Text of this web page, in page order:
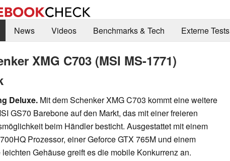
News Videos Benchmarks & Tech Externe Tests
XMG C703 (MSI MS-1771)
Deluxe. Mit dem Schenker XMG C703 kommt eine weitere
GS70 Barebone auf den Markt, das mit einer freieren
beim Händler besticht. Ausgestattet mit einem
Prozessor, einer Geforce GTX 765M und einem
Gehäuse greift es die mobile Konkurrenz an.